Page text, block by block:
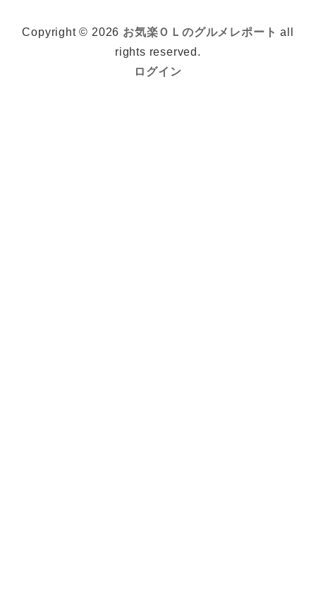
Copyright © 2026 お気楽ＯＬのグルメレポート all
rights reserved.
ログイン